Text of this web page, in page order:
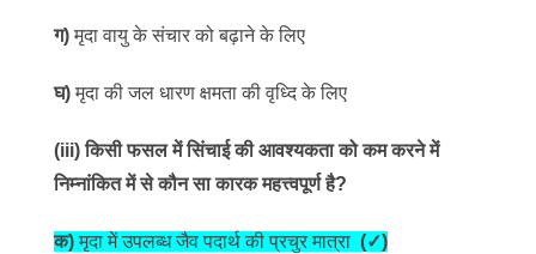
ग)मृदा वायु के संचार को बढ़ाने के लिए
घ)मृदा की जल धारण क्षमता की वृध्दि के लिए
(iii)किसी फसल में सिंचाई की आवश्यकता को कम करने में
निम्नांकित में से कौन सा कारक महत्त्वपूर्ण है?
क)मृदा में उपलब्ध जैव पदार्थ की प्रचुर मात्रा (✓)